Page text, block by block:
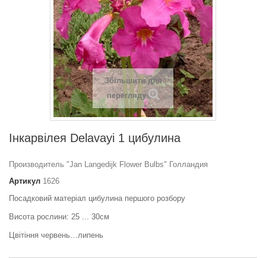
Збільшити для
перегляду
Інкарвілея Delavayi 1 цибулина
Производитель "Jan Langedijk Flower Bulbs" Голландия
Артикул 1626
Посадковий матеріал цибулина першого розбору
Висота рослини: 25 ... 30см
Цвітіння червень…липень